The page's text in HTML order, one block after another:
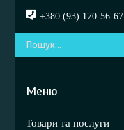
+380 (93) 170-56-67
Товари та послуги